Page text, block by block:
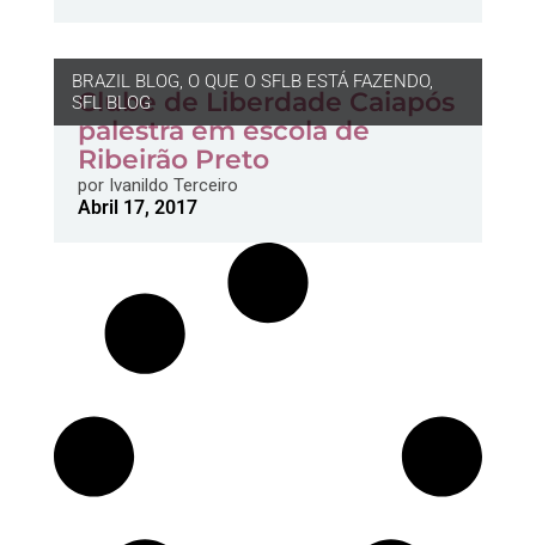
BRAZIL BLOG, O QUE O SFLB ESTÁ FAZENDO,
SFL BLOG
Clube de Liberdade Caiapós
palestra em escola de
Ribeirão Preto
porIvanildo Terceiro
Abril 17, 2017